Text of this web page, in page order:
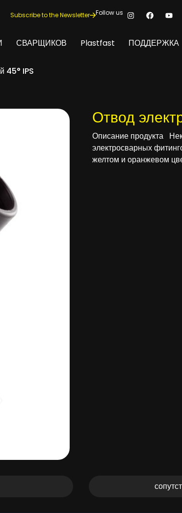
Subscribe to the Newsletter Follow us
СВАРЩИКОВ Plastfast ПОДДЕРЖКА
45° IPS
Отвод
Описание продукта
электросварных
желтом и оранжевом